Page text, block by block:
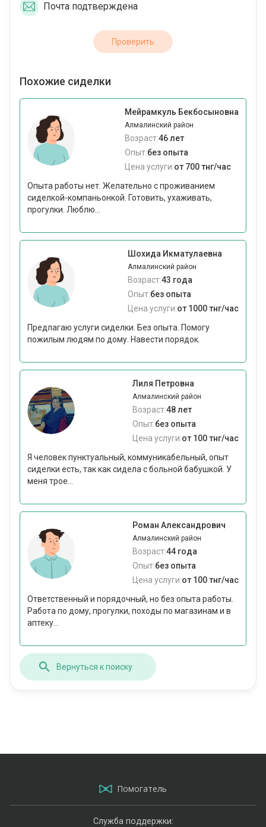
Почта подтверждена
Проверить
Похожие сиделки
Мейрамкуль Бекбосыновна
Алмалинский район
Возраст:46 лет
Опыт:без опыта
Цена услуги:от 700 тнг/час
Опыта работы нет. Желательно с проживанием
сиделкой-компаньонкой. Готовить, ухаживать,
прогулки. Люблю...
Шохида Икматулаевна
Алмалинский район
Возраст:43 года
Опыт:без опыта
Цена услуги:от 1000 тнг/час
Предлагаю услуги сиделки. Без опыта. Помогу
пожилым людям по дому. Навести порядок.
Лиля Петровна
Алмалинский район
Возраст:48 лет
Опыт:без опыта
Цена услуги:от 100 тнг/час
Я человек пунктуальный, коммуникабельный, опыт
сиделки есть, так как сидела с больной бабушкой. У
меня трое...
Роман Александрович
Алмалинский район
Возраст:44 года
Опыт:без опыта
Цена услуги:от 100 тнг/час
Ответственный и порядочный, но без опыта работы.
Работа по дому, прогулки, походы по магазинам и в
аптеку...
Вернуться к поиску
Помогатель
Служба поддержки: